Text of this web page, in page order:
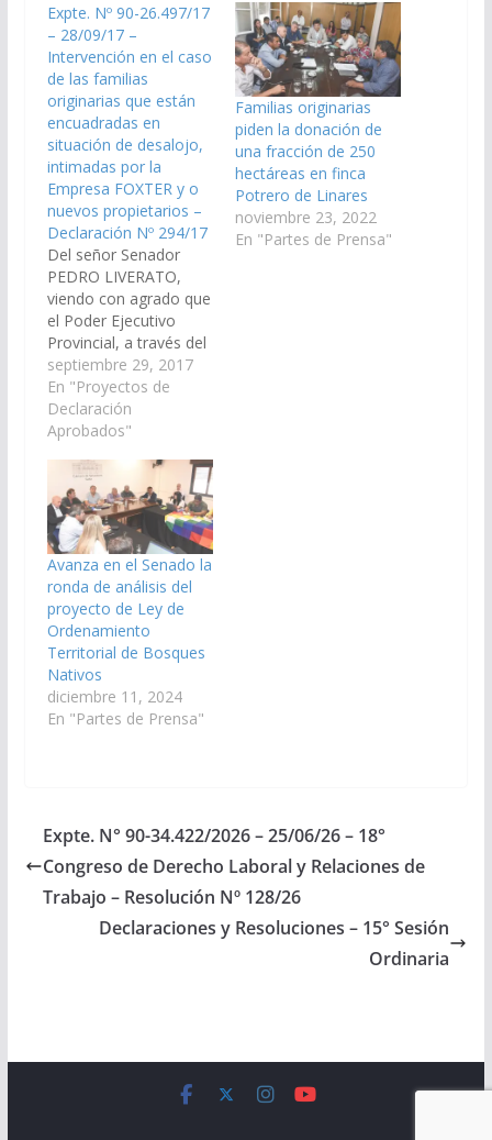
Expte. Nº 90-26.497/17
– 28/09/17 –
Intervención en el caso
de las familias
originarias que están
encuadradas en
situación de desalojo,
intimadas por la
Empresa FOXTER y o
nuevos propietarios –
Declaración Nº 294/17
Del señor Senador
PEDRO LIVERATO,
viendo con agrado que
el Poder Ejecutivo
Provincial, a través del
Ministerio de Justicia y
Derechos Humanos,
Ministerio de Asuntos
Indígenas y Desarrollo
las medidas que
resulten necesarias a
los fines que tome
urgente intervención
en el caso de las
familias originarias
que…
septiembre 29, 2017
En "Proyectos de
Declaración
Aprobados"
Familias originarias
piden la donación de
una fracción de 250
hectáreas en finca
Potrero de Linares
noviembre 23, 2022
En "Partes de Prensa"
Avanza en el Senado la
ronda de análisis del
proyecto de Ley de
Ordenamiento
Territorial de Bosques
Nativos
diciembre 11, 2024
En "Partes de Prensa"
Expte. N° 90-34.422/2026 – 25/06/26 – 18°
Congreso de Derecho Laboral y Relaciones de
Trabajo – Resolución Nº 128/26
Declaraciones y Resoluciones – 15° Sesión
Ordinaria